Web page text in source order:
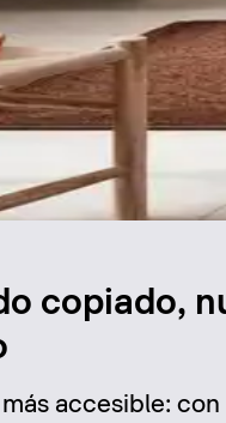
copiado,
accesible: con